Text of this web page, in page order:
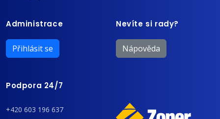
Administrace
Přihlásit se
Nevíte si rady?
Nápověda
Podpora 24/7
+420 603 196 637